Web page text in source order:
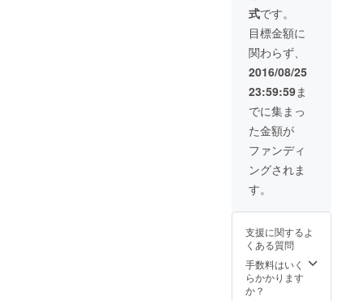
横・縦
向きの
どちら
でも使
えま
す。
=-=-=-=-
=-=-=-=-
=-=-=-=-
=-=- *お
礼メー
ル 〜 鍵
モニカ
までの
すべて
が含ま
れてい
るセッ
トで
といっ
しょに
弾きま
しょ
う！ 特
製鍵盤
=-=- ①「H ZETT
Mと一緒に番組
出演」につい
て： ・撮影予定
日：2016年11月
8日(火) ・撮影場
所：東京都港区
内のスタジオ ・
出演人数：1支援
につき「お子さ
ま1名 + 大人1
名」あるいは
「お子さま2名
(付き添い＆見学
で大人1名)」、
のいずれかとな
ります。 ②「世
界で1枚だけの
書」について：
・遠方にお住ま
いの方や撮影日
程の都合によっ
ホン g) モバイル
スタンド h) 特製
鍵盤ハーモニカ
（MELODION）
*専用ケース付き
i) BRICK &
①「H ZETT Mと
いっしょに番組
出演」 or ②「世
界で１枚だけの
書」-=-=-=-=-=-
=-=-=-=-=-=-=-=-
=-=- ①「H ZETT
Mと一緒に番組
出演」につい
て： ・撮影予定
日：2016年11月
8日(火) ・撮影場
所：東京都港区
内のスタジオ ・
出演人数：1支援
につき「お子さ
式です。
目標金額に
関わらず、
2016/08/25
23:59:59ま
でに集まっ
た金額が
ファンディ
ングされま
す。
支援に関するよ
くある質問
手数料はいく
らかかります
か？